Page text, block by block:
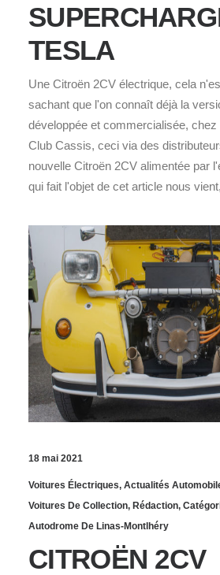
TESLA
Une Citroën 2CV électrique, cela
sachant que l'on connaît déjà la
développée et commercialisée,
Club Cassis, ceci via des
nouvelle Citroën 2CV alimentée par
qui fait l'objet de cet article nous
18 mai 2021
Voitures Électriques, Actualités
Voitures De Collection, Rédaction,
Autodrome De Linas-Montlhéry
CITROËN 2CV